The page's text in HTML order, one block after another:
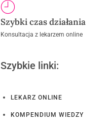
Szybki czas działania
Konsultacja z lekarzem online
Szybkie linki:
LEKARZ ONLINE
KOMPENDIUM WIEDZY